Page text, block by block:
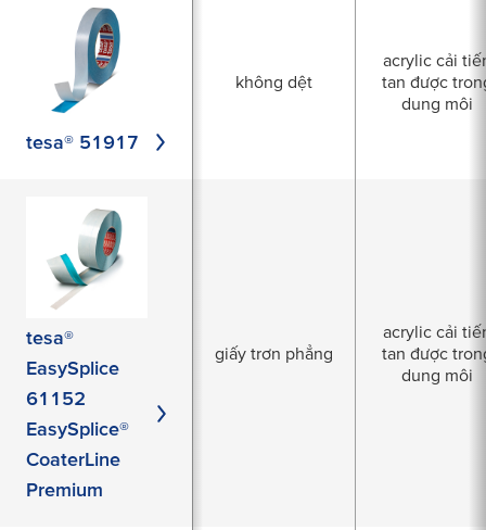
tesa® 51917
không dệt
acrylic cải
tan được
dung môi
tesa®
EasySplice
61152
EasySplice®
CoaterLine
Premium
giấy trơn phẳng
acrylic cải
tan được
dung môi